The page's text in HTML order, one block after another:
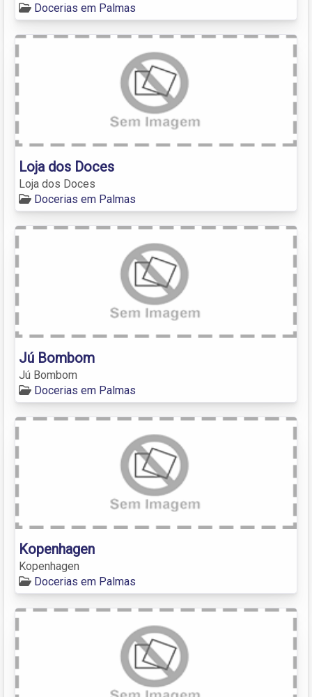
Docerias em Palmas
Loja dos Doces
Loja dos Doces
Docerias em Palmas
Jú Bombom
Jú Bombom
Docerias em Palmas
Kopenhagen
Kopenhagen
Docerias em Palmas